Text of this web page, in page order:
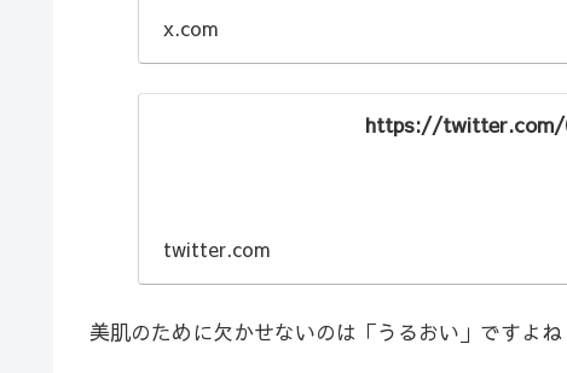
x.com
https://twitter.com/
twitter.com
美肌のために欠かせないのは「うるおい」ですよね